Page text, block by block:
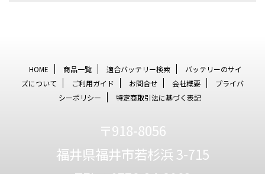
HOME 商品一覧 適合バッテリー検索
バッテリーのサイ
ズについて
ご利用ガイド お問合せ 会社概要
プライバ
シーポリシー
特定商取引法に基づく表記
〒918-8056
福井県福井市若杉浜 3-715